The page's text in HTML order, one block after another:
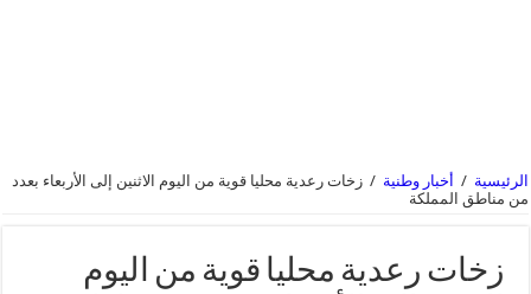
الرئيسية / أخبار وطنية / زخات رعدية محليا قوية من اليوم الاثنين إلى الأربعاء بعدد
من مناطق المملكة
زخات رعدية محليا قوية من اليوم